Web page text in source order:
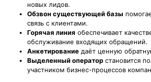
новых лидов.
Обзвон существующей базы
связь с клиентами.
Горячая линия обеспечивает
обслуживание входящих обращений.
Анкетирование даёт ценную
Выделенный оператор становится
участником бизнес-процессов